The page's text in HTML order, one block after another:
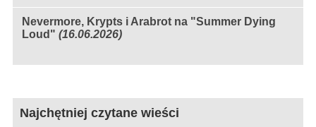
Nevermore, Krypts i Arabrot na "Summer Dying
Loud" (16.06.2026)
Najchętniej czytane wieści